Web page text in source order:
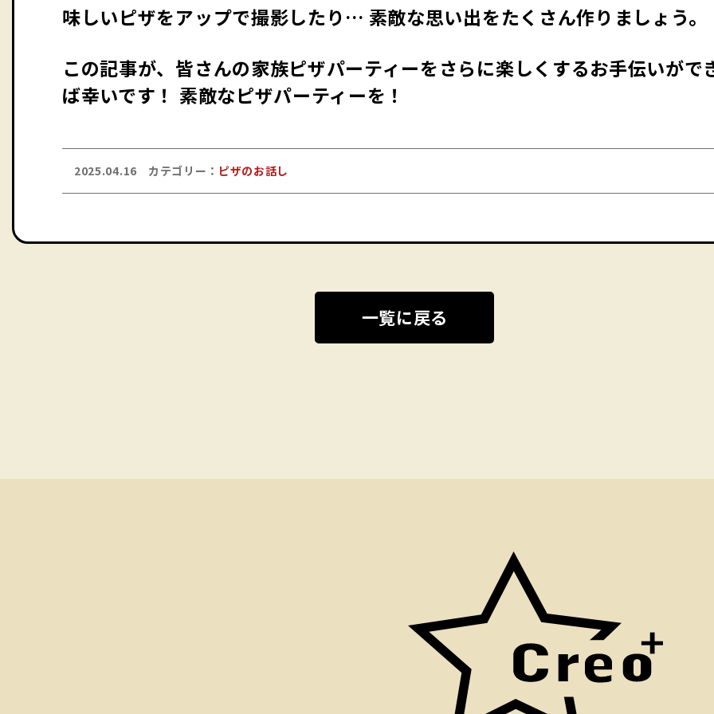
味しいピザをアップで撮影したり… 素敵な思い出をたくさん作りましょう。
この記事が、皆さんの家族ピザパーティーをさらに楽しくするお手伝いがで
ば幸いです！ 素敵なピザパーティーを！
2025.04.16 カテゴリー： ピザのお話し
一覧に戻る